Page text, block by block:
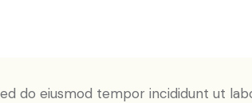
do eiusmod tempor incididunt ut